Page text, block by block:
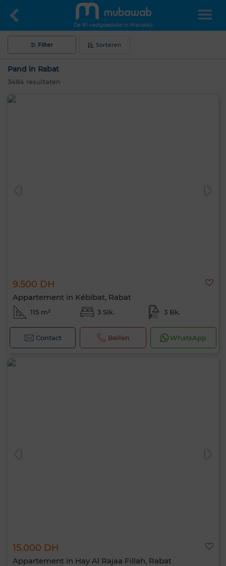
De #1 vastgoedsite in Marokko
Filter Sorteren
Pand in Rabat
3484 resultaten
9.500 DH
Appartement in Kébibat, Rabat
115 m² 3 Slk. 3 Bk.
Contact Bellen WhatsApp
15.000 DH
Appartement in Hay Al Rajaa Fillah, Rabat